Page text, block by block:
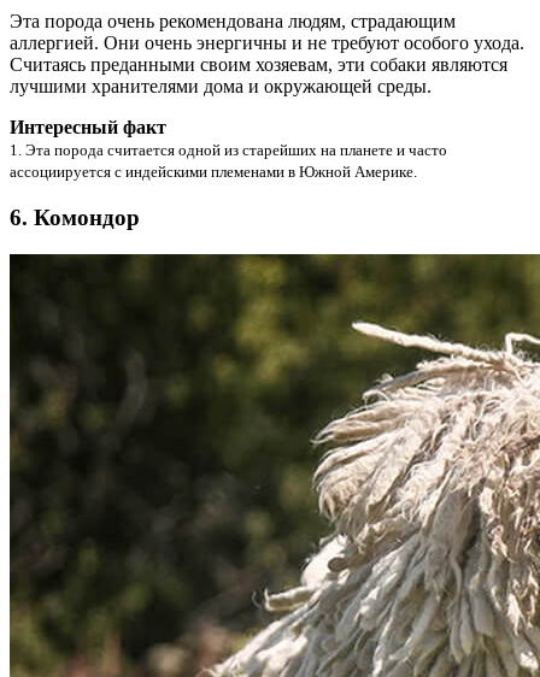
Эта порода очень рекомендована людям, страдающим
аллергией. Они очень энергичны и не требуют особого ухода.
Считаясь преданными своим хозяевам, эти собаки являются
лучшими хранителями дома и окружающей среды.
Интересный факт
1. Эта порода считается одной из старейших на планете и часто
ассоциируется с индейскими племенами в Южной Америке.
6. Комондор